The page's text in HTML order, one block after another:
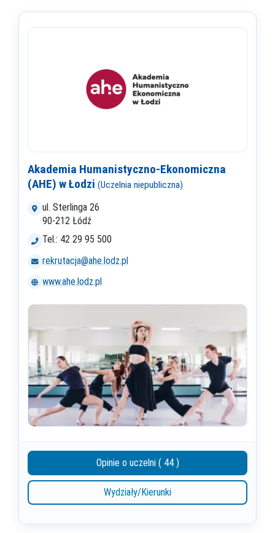
Akademia Humanistyczno-Ekonomiczna
(AHE) w Łodzi (Uczelnia niepubliczna)
ul. Sterlinga 26
90-212 Łódź
Tel.: 42 29 95 500
rekrutacja@ahe.lodz.pl
www.ahe.lodz.pl
Opinie o uczelni ( 44 )
Wydziały/Kierunki